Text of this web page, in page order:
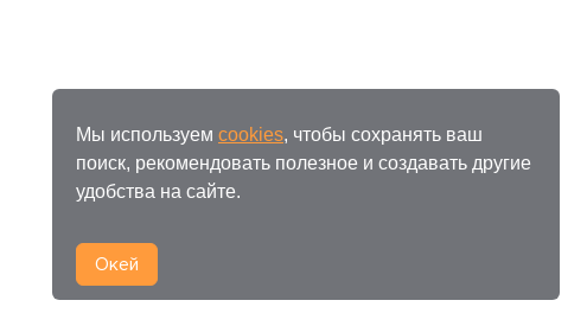
Мы используем cookies, чтобы сохранять ваш
поиск, рекомендовать полезное и создавать другие
удобства на сайте.
Окей